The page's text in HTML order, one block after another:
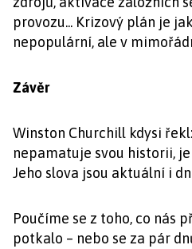
provozu... Krizový plán je
nepopulární, ale v
Závěr
Winston Churchill kdysi
nepamatuje svou historii,
Jeho slova jsou aktuální i
Poučíme se z toho, co nás
potkalo – nebo se za pár